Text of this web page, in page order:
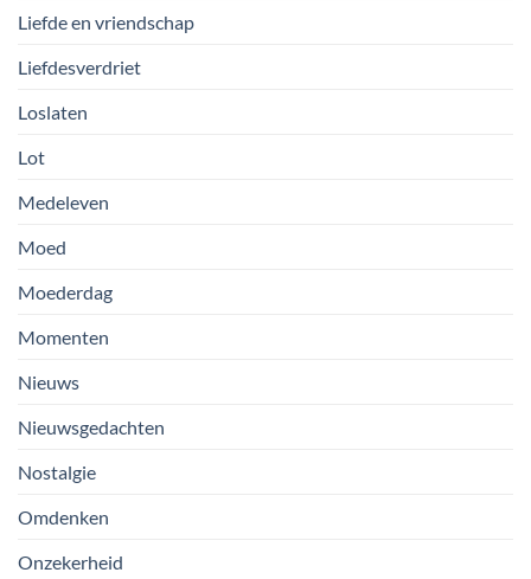
Liefde en vriendschap
Liefdesverdriet
Loslaten
Lot
Medeleven
Moed
Moederdag
Momenten
Nieuws
Nieuwsgedachten
Nostalgie
Omdenken
Onzekerheid